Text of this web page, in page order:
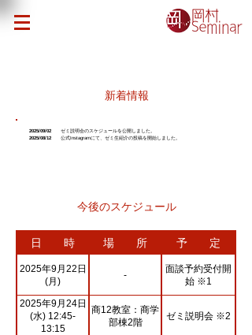
​新着情報
2025/09/02 ゼミ説明会のスケジュールを公開しました。
2025/08/12 公式Instagramにて、ゼミ生紹介の投稿を開始しました。
​今後のスケジュール
日 時 場 所 予 定
2025年9月22日
(月)
-
面談予約受付開
始 ※1
2025年9月24日
(水) 12:45-
13:15
商12教室：商学
部棟2階
ゼミ説明会 ※2